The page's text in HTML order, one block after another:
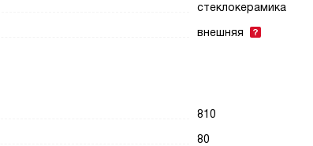
стеклокерамика
внешняя
810
80